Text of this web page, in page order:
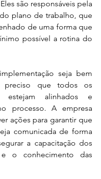
são responsáveis pela
plano de trabalho, que
de uma forma que
possível a rotina do
seja bem
preciso que todos os
estejam alinhados e
processo. A empresa
ações para garantir que
comunicada de forma
a capacitação dos
e o conhecimento das